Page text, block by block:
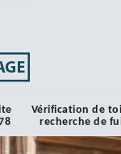
Vérification de
recherche de